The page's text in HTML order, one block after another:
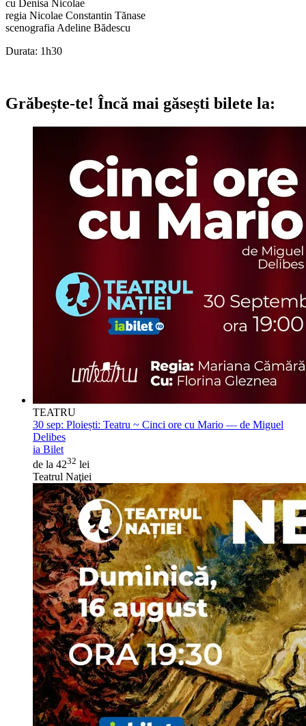
cu Denisa Nicolae
regia Nicolae Constantin Tănase
scenografia Adeline Bădescu
Durata: 1h30
Grăbește-te! Încă mai găsești bilete la:
TEATRU
30 sep: Ploiești: Teatru ~ Cinci ore cu Mario — de Miguel
Delibes
ia Bilet
de la 4232 lei
Teatrul Naţiei